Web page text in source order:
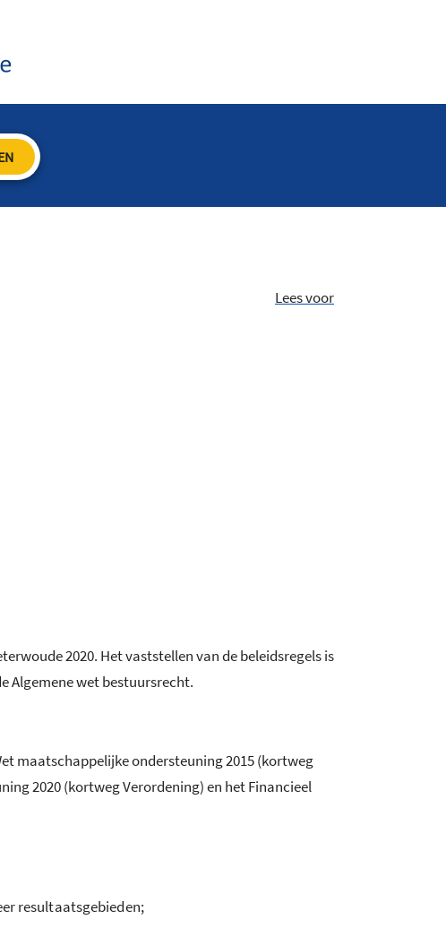
Lees voor
2020. Het vaststellen van de beleidsregels is
Algemene wet bestuursrecht.
maatschappelijke ondersteuning 2015 (kortweg
2020 (kortweg Verordening) en het Financieel
resultaatsgebieden;